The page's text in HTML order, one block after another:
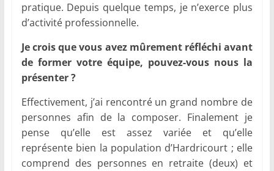
pratique. Depuis quelque temps, je n’exerce plus
d’activité professionnelle.
Je crois que vous avez mûrement réfléchi avant
de former votre équipe, pouvez-vous nous la
présenter ?
Effectivement, j’ai rencontré un grand nombre de
personnes afin de la composer. Finalement je
pense qu’elle est assez variée et qu’elle
représente bien la population d’Hardricourt ; elle
comprend des personnes en retraite (deux) et